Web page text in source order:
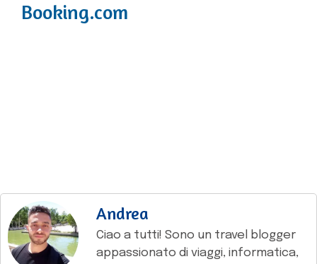
Booking.com
Andrea
Ciao a tutti! Sono un travel blogger
appassionato di viaggi, informatica,